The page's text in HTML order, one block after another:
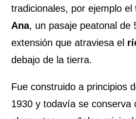
tradicionales, por ejemplo el
Ana, un pasaje peatonal de
extensión que atraviesa el
debajo de la tierra.
Fue construido a principios
1930 y todavía se conserva